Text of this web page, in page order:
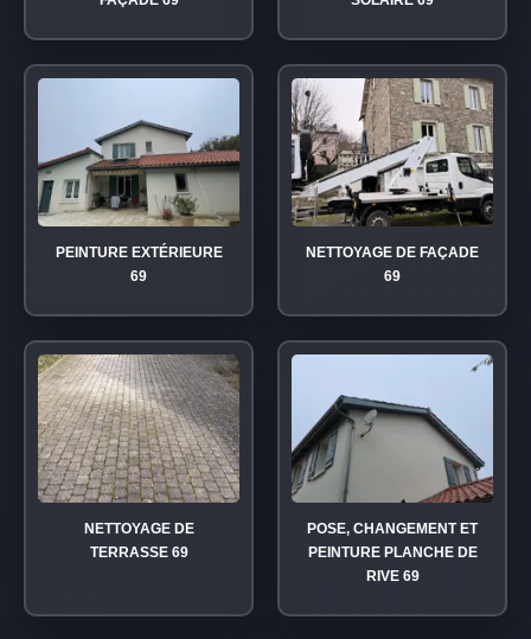
PEINTURE EXTÉRIEURE
69
NETTOYAGE DE FAÇADE
69
NETTOYAGE DE
TERRASSE 69
POSE, CHANGEMENT ET
PEINTURE PLANCHE DE
RIVE 69